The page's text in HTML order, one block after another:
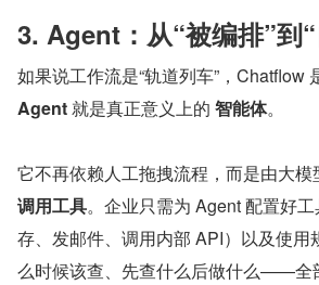
3. Agent：从“被编排”到
Agent 就是真正意义上的 智能体。
它不再依赖人工拖拽流程，而是由大模
调用工具。企业只需为 Agent 配置好
存、发邮件、调用内部 API）以及使
么时候该查、先查什么后做什么——全